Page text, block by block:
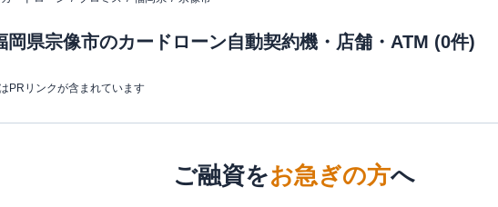
岡県宗像市のカードローン自動契約機・店舗・ATM (0件)
PRリンクが含まれています
ご融資をお急ぎの方へ